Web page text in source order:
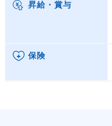
昇給・賞与
保険